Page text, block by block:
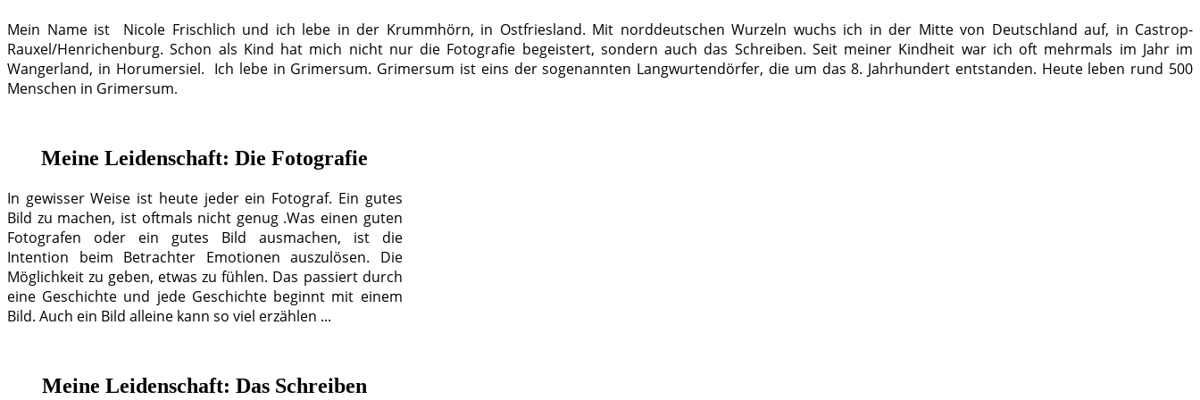
Mein Name ist Nicole Frischlich und ich lebe in der Krummhörn, in Ostfriesland. Mit norddeutschen Wurzeln wuchs ich in der Mitte von Deutschland auf, in Castrop-
Rauxel/Henrichenburg. Schon als Kind hat mich nicht nur die Fotografie begeistert, sondern auch das Schreiben. Seit meiner Kindheit war ich oft mehrmals im Jahr im
Wangerland, in Horumersiel. Ich lebe in Grimersum. Grimersum ist eins der sogenannten Langwurtendörfer, die um das 8. Jahrhundert entstanden. Heute leben rund 500
Menschen in Grimersum.
Meine Leidenschaft: Die Fotografie
In gewisser Weise ist heute jeder ein Fotograf. Ein gutes
Bild zu machen, ist oftmals nicht genug .Was einen guten
Fotografen oder ein gutes Bild ausmachen, ist die
Intention beim Betrachter Emotionen auszulösen. Die
Möglichkeit zu geben, etwas zu fühlen. Das passiert durch
eine Geschichte und jede Geschichte beginnt mit einem
Bild. Auch ein Bild alleine kann so viel erzählen ...
Meine Leidenschaft: Das Schreiben